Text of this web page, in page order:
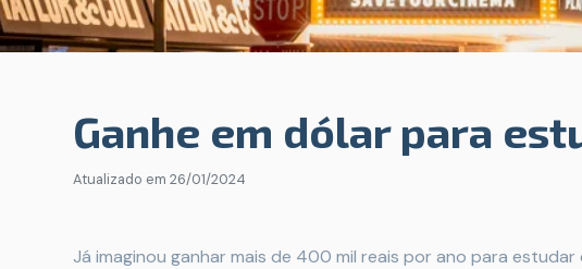
Ganhe em dólar para
Atualizado em 26/01/2024
Já imaginou ganhar mais de 400 mil reais por ano para